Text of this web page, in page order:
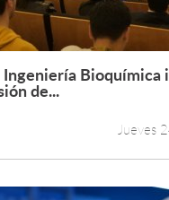
Ingeniería Bioquímica
de...
Jueves